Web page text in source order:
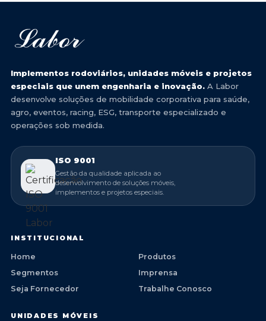
Implementos rodoviários, unidades móveis e projetos
especiais que unem engenharia e inovação. A Labor
desenvolve soluções de mobilidade corporativa para saúde,
agro, eventos, racing, ESG, transporte especializado e
operações sob medida.
ISO 9001
Gestão da qualidade aplicada ao
desenvolvimento de soluções móveis,
implementos e projetos especiais.
INSTITUCIONAL
Home
Produtos
Segmentos
Imprensa
Seja Fornecedor
Trabalhe Conosco
UNIDADES MÓVEIS